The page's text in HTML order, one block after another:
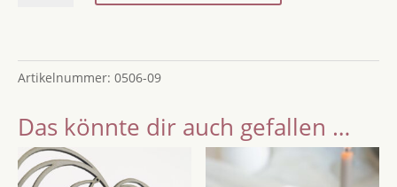
Artikelnummer: 0506-09
Das könnte dir auch gefallen …